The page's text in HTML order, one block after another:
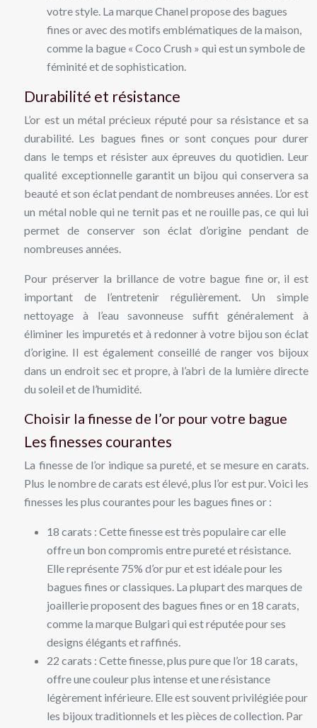
votre style. La marque Chanel propose des bagues
fines or avec des motifs emblématiques de la maison,
comme la bague « Coco Crush » qui est un symbole de
féminité et de sophistication.
Durabilité et résistance
L’or est un métal précieux réputé pour sa résistance et sa
durabilité. Les bagues fines or sont conçues pour durer
dans le temps et résister aux épreuves du quotidien. Leur
qualité exceptionnelle garantit un bijou qui conservera sa
beauté et son éclat pendant de nombreuses années. L’or est
un métal noble qui ne ternit pas et ne rouille pas, ce qui lui
permet de conserver son éclat d’origine pendant de
nombreuses années.
Pour préserver la brillance de votre bague fine or, il est
important de l’entretenir régulièrement. Un simple
nettoyage à l’eau savonneuse suffit généralement à
éliminer les impuretés et à redonner à votre bijou son éclat
d’origine. Il est également conseillé de ranger vos bijoux
dans un endroit sec et propre, à l’abri de la lumière directe
du soleil et de l’humidité.
Choisir la finesse de l’or pour votre bague
Les finesses courantes
La finesse de l’or indique sa pureté, et se mesure en carats.
Plus le nombre de carats est élevé, plus l’or est pur. Voici les
finesses les plus courantes pour les bagues fines or :
18 carats : Cette finesse est très populaire car elle
offre un bon compromis entre pureté et résistance.
Elle représente 75% d’or pur et est idéale pour les
bagues fines or classiques. La plupart des marques de
joaillerie proposent des bagues fines or en 18 carats,
comme la marque Bulgari qui est réputée pour ses
designs élégants et raffinés.
22 carats : Cette finesse, plus pure que l’or 18 carats,
offre une couleur plus intense et une résistance
légèrement inférieure. Elle est souvent privilégiée pour
les bijoux traditionnels et les pièces de collection. Par